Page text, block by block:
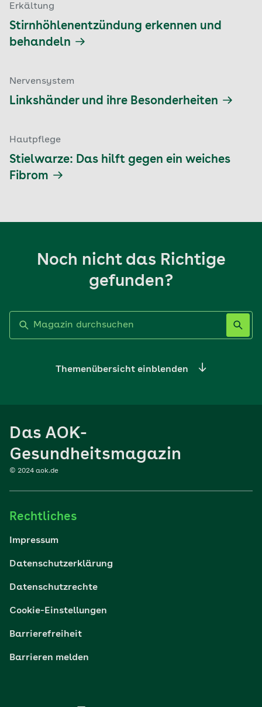
Erkältung
Stirnhöhlenentzündung erkennen und
behandeln
Nervensystem
Linkshänder und ihre Besonderheiten
Hautpflege
Stielwarze: Das hilft gegen ein weiches
Fibrom
Noch nicht das Richtige
gefunden?
Themenübersicht einblenden
Sport
Reisen
Wohlbefinden
Digital gesund
Das AOK-
Gesundheitsmagazin
© 2024 aok.de
Rechtliches
Impressum
Datenschutzerklärung
Datenschutzrechte
Cookie-Einstellungen
Barrierefreiheit
Barrieren melden